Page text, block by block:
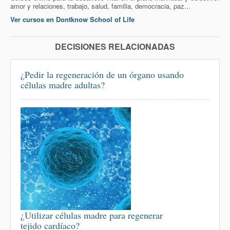
amor y relaciones, trabajo, salud, familia, democracia, paz...
Ver cursos en Dontknow School of Life
DECISIONES RELACIONADAS
¿Pedir la regeneración de un órgano usando
células madre adultas?
¿Utilizar células madre para regenerar
tejido cardíaco?